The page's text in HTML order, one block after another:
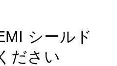
シールド
ださい